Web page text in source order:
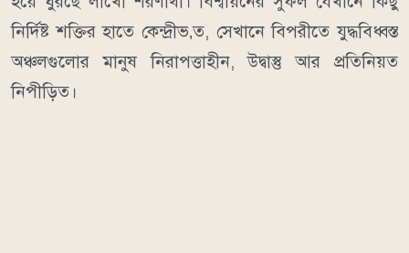
নির্দিষ্ট শক্তির হাতে কেন্দ্রীভ‚ত, সেখানে বিপরীতে যুদ্ধবিধ্বস্ত
অঞ্চলগুলোর মানুষ নিরাপত্তাহীন, উদ্বাস্তু আর প্রতিনিয়ত
নিপীড়িত।